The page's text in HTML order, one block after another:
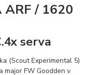
/ 1620
serva
(Scout Experimental 5)
major FW Goodden v